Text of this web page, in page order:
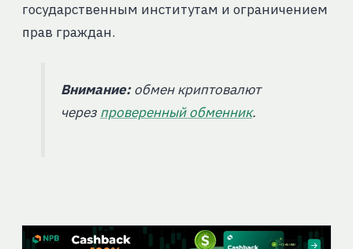
государственным институтам и ограничением
прав граждан.
Внимание:обмен криптовалют
через проверенный обменник.